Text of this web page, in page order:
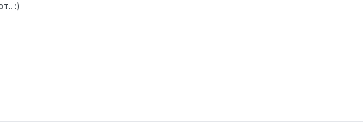
:)